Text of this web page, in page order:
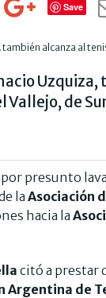
Save
Vallejo, de
presunto
la Asociación
hacia la
citó a prestar
Argentina de